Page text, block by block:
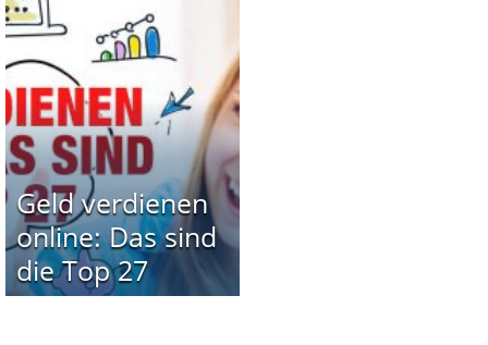
Geld verdienen
online: Das sind
die Top 27